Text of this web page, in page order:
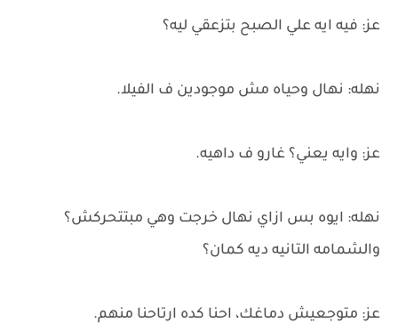
عز: فيه ايه علي الصبح بتزعقي ليه؟
نهله: نهال وحياه مش موجودين ف الفيلا.
عز: وايه يعني؟ غارو ف داهيه.
نهله: ايوه بس ازاي نهال خرجت وهي مبتتحركش؟
والشمامه التانيه ديه كمان؟
عز: متوجعيش دماغك، احنا كده ارتاحنا منهم.